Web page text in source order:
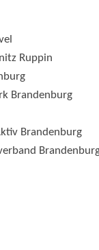
Ruppin
Brandenburg
Brandenburg